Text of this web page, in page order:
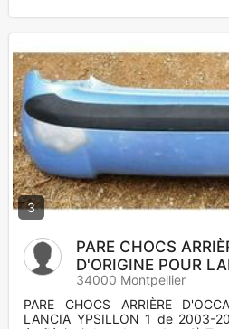
3
PARE CHOCS
D'ORIGINE POUR
34000 Montpellier
PARE CHOCS ARRIÈRE
LANCIA YPSILLON 1 de 2003-